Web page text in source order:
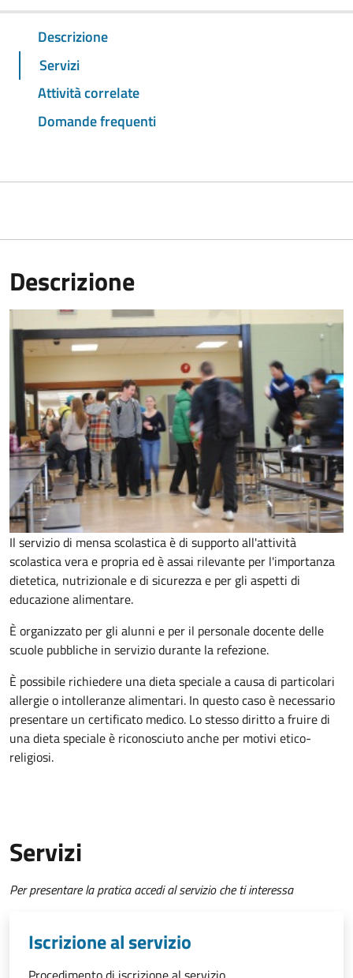
Descrizione
Servizi
Attività correlate
Domande frequenti
Descrizione
Il servizio di mensa scolastica è di supporto all'attività
scolastica vera e propria ed è assai rilevante per l'importanza
dietetica, nutrizionale e di sicurezza e per gli aspetti di
educazione alimentare.
È organizzato per gli alunni e per il personale docente delle
scuole pubbliche in servizio durante la refezione.
È possibile richiedere una dieta speciale a causa di particolari
allergie o intolleranze alimentari. In questo caso è necessario
presentare un certificato medico. Lo stesso diritto a fruire di
una dieta speciale è riconosciuto anche per motivi etico-
religiosi.
Servizi
Per presentare la pratica accedi al servizio che ti interessa
Iscrizione al servizio